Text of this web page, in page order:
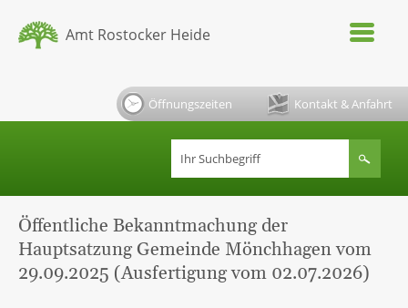
Amt Rostocker Heide
Öffnungszeiten Kontakt & Anfahrt
Öffentliche Bekanntmachung der
Hauptsatzung Gemeinde Mönchhagen vom
29.09.2025 (Ausfertigung vom 02.07.2026)